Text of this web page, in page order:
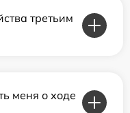
третьим
меня о ходе